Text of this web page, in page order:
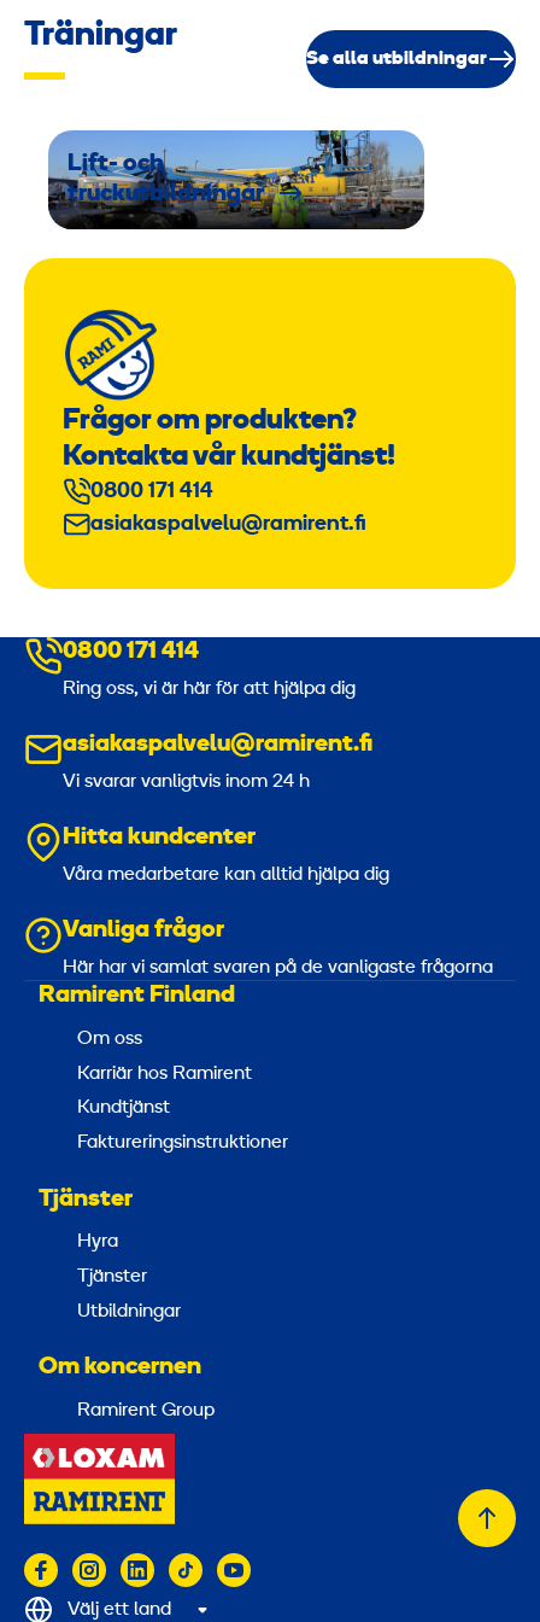
Träningar
Se alla utbildningar
Lift- och
truckutbildningar
Frågor om produkten?
Kontakta vår kundtjänst!
0800 171 414
asiakaspalvelu@ramirent.fi
0800 171 414
Ring oss, vi är här för att hjälpa dig
asiakaspalvelu@ramirent.fi
Vi svarar vanligtvis inom 24 h
Hitta kundcenter
Våra medarbetare kan alltid hjälpa dig
Vanliga frågor
Här har vi samlat svaren på de vanligaste frågorna
Ramirent Finland
Om oss
Karriär hos Ramirent
Kundtjänst
Faktureringsinstruktioner
Tjänster
Hyra
Tjänster
Utbildningar
Om koncernen
Ramirent Group
Välj ett land